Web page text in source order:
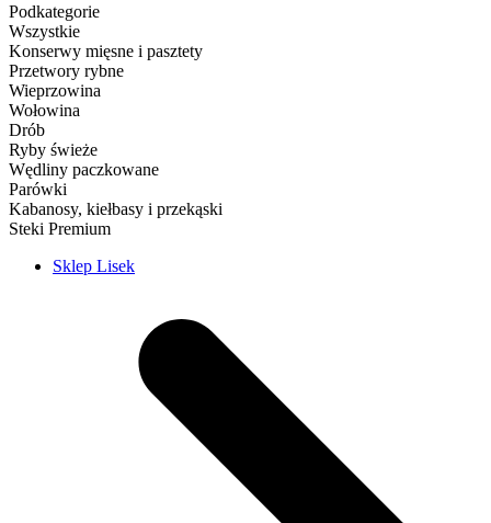
Podkategorie
Wszystkie
Konserwy mięsne i pasztety
Przetwory rybne
Wieprzowina
Wołowina
Drób
Ryby świeże
Wędliny paczkowane
Parówki
Kabanosy, kiełbasy i przekąski
Steki Premium
Sklep Lisek